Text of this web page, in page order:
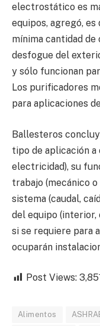
electrostático es
equipos, agregó,
mínima cantidad
desfogue del
y sólo funcionan
Los purificadores
para aplicaciones
Ballesteros
tipo de aplicación
electricidad), su
trabajo (mecánico
sistema (caudal,
del equipo (interior,
si se requiere para
ocuparán
Post Views: 3,851
Alimentos